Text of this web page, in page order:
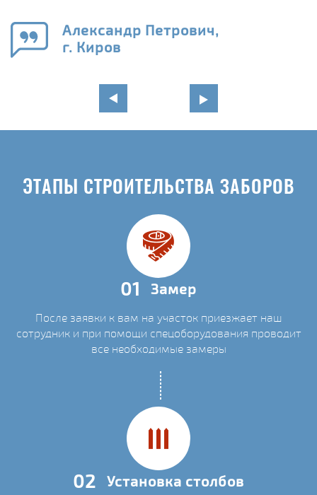
Александр Петрович,
г. Киров
ЭТАПЫ СТРОИТЕЛЬСТВА ЗАБОРОВ
01 Замер
После заявки к вам на участок приезжает наш
сотрудник и при помощи спецоборудования проводит
все необходимые замеры
02 Установка столбов